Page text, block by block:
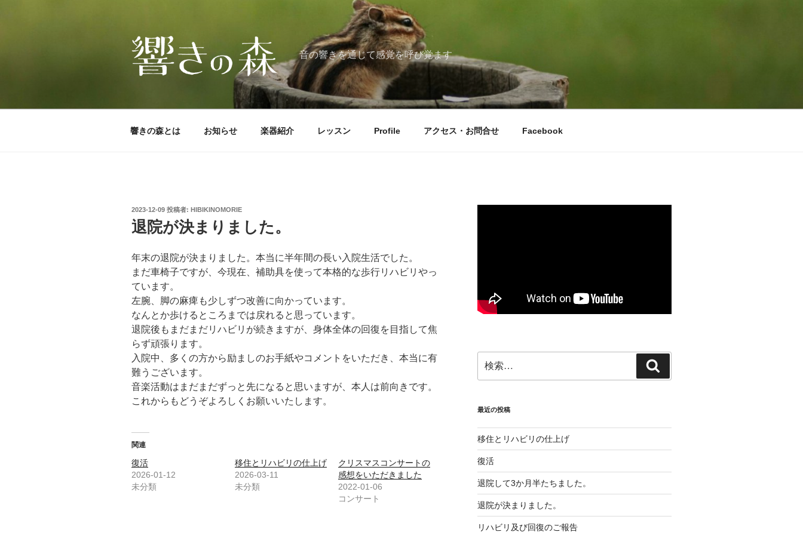
キ
音の響きを通じて感覚を呼び覚ます
響きの森とは お知らせ 楽器紹介 レッスン Profile アクセス・お問合せ Facebook
投
稿
日:
2023-12-09 投稿者: HIBIKINOMORIE
退院が決まりました。
年末の退院が決まりました。本当に半年間の長い入院生活でした。
まだ車椅子ですが、今現在、補助具を使って本格的な歩行リハビリやっ
ています。
左腕、脚の麻痺も少しずつ改善に向かっています。
なんとか歩けるところまでは戻れると思っています。
退院後もまだまだリハビリが続きますが、身体全体の回復を目指して焦
らず頑張ります。
入院中、多くの方から励ましのお手紙やコメントをいただき、本当に有
難うございます。
音楽活動はまだまだずっと先になると思いますが、本人は前向きです。
これからもどうぞよろしくお願いいたします。
関連
復活
2026-01-12
未分類
移住とリハビリの仕上げ
2026-03-11
未分類
クリスマスコンサートの
感想をいただきました
2022-01-06
コンサート
索:
索
最近の投稿
移住とリハビリの仕上げ
復活
退院して3か月半たちました。
退院が決まりました。
リハビリ及び回復のご報告